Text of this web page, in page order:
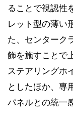
ることで視認性
レット型の薄い
た、センターク
飾を施すことで
ステアリングホ
としたほか、専
パネルとの統一